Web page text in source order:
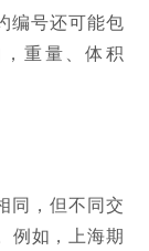
编号还可能包
重量、体积
同，但不同交
例如，上海期